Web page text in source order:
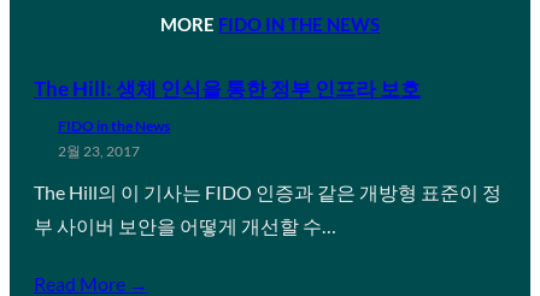
MORE FIDO IN THE NEWS
The Hill: 생체 인식을 통한 정부 인프라 보호
FIDO in the News
2월 23, 2017
The Hill의 이 기사는 FIDO 인증과 같은 개방형 표준이 정
부 사이버 보안을 어떻게 개선할 수…
Read More →